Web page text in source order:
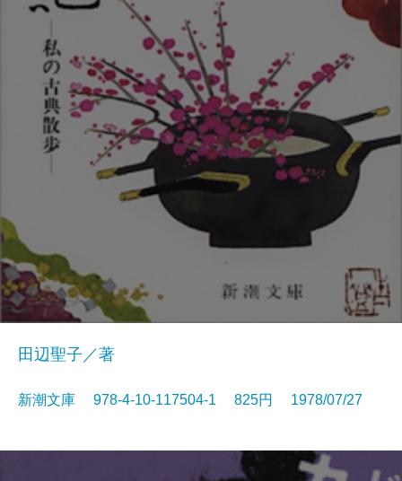
田辺聖子／著
新潮文庫 978-4-10-117504-1 825円 1978/07/27